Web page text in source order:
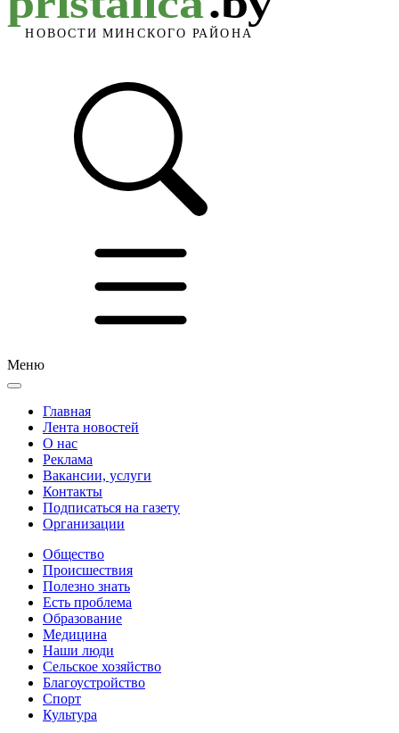
Меню
Главная
Лента новостей
О нас
Реклама
Вакансии, услуги
Контакты
Подписаться на газету
Организации
Общество
Происшествия
Полезно знать
Есть проблема
Образование
Медицина
Наши люди
Сельское хозяйство
Благоустройство
Спорт
Культура